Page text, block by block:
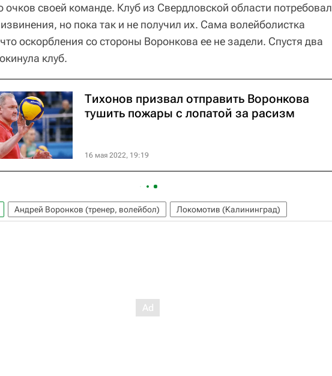
очков своей команде. Клуб из Свердловской области потребовал
но пока так и не получил их. Сама волейболистка
оскорбления со стороны Воронкова ее не задели. Спустя два
клуб.
Тихонов призвал отправить Воронкова
тушить пожары с лопатой за расизм
16 мая 2022, 19:19
Андрей Воронков (тренер, волейбол) Локомотив (Калининград)